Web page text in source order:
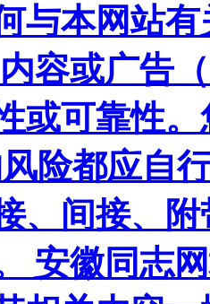
与本网站
容或广告
或可靠性
险都应自
、间接、
安徽同志